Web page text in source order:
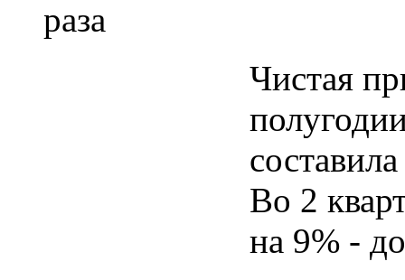
раза
Чистая
Во 2
на 9% -